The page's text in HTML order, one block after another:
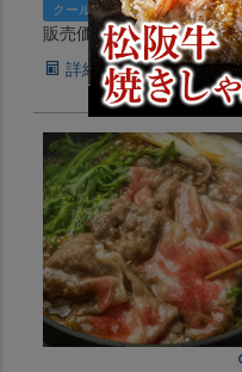
クール便でお届け
販売価格 ¥16,800税込
詳細を見る